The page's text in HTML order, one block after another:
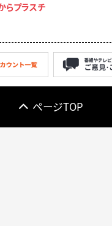
らプラスチ
ページTOP